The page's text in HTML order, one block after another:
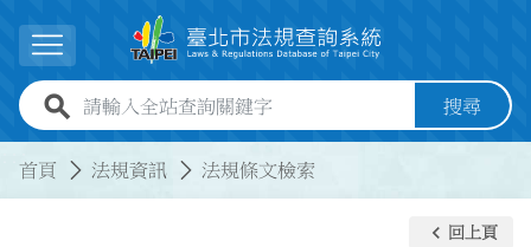
展開選單
全站查詢關鍵字欄位 搜尋
首頁 法規資訊 法規條文檢索
keyboard_arrow_left 回上頁